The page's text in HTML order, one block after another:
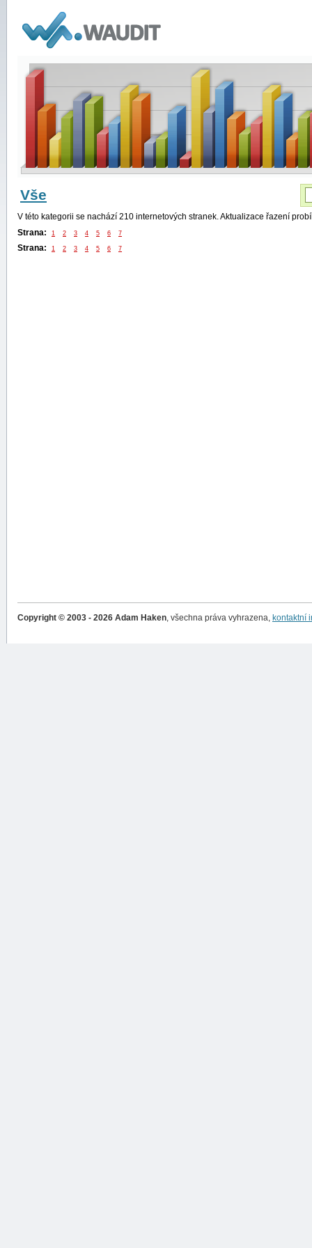
Vše
V této kategorii se nachází 210 internetových stranek. Aktualizace řazení
Strana:
1 2 3 4 5 6 7
Strana: 1 2 3 4 5 6 7
Copyright © 2003 - 2026 Adam Haken, všechna práva vyhrazena, kontaktní